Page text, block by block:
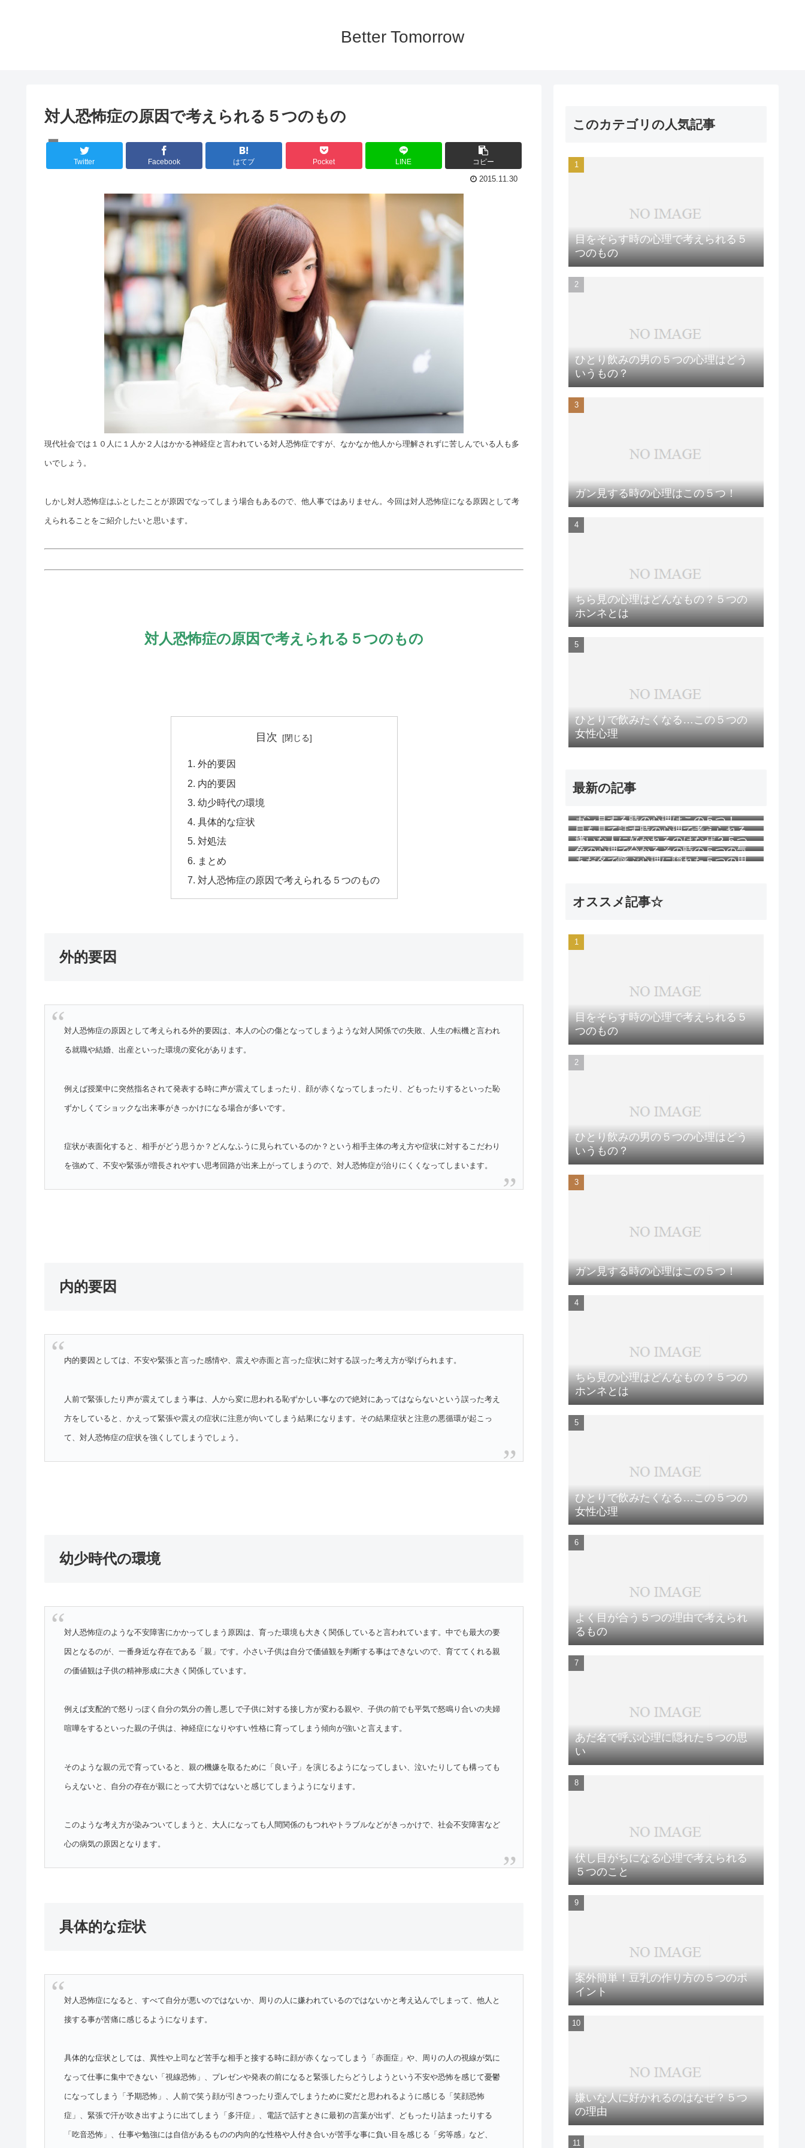
Better Tomorrow
対人恐怖症の原因で考えられる５つのもの
メンタルケア
Twitter Facebook はてブ Pocket LINE コピー
2015.11.30
現代社会では１０人に１人か２人はかかる神経症と言われている対人恐怖症ですが、なかなか他人から理解されずに苦しんでいる人も多
いでしょう。
しかし対人恐怖症はふとしたことが原因でなってしまう場合もあるので、他人事ではありません。今回は対人恐怖症になる原因として考
えられることをご紹介したいと思います。
対人恐怖症の原因で考えられる５つのもの
目次
外的要因
内的要因
幼少時代の環境
具体的な症状
対処法
まとめ
対人恐怖症の原因で考えられる５つのもの
外的要因
対人恐怖症の原因として考えられる外的要因は、本人の心の傷となってしまうような対人関係での失敗、人生の転機と言われ
る就職や結婚、出産といった環境の変化があります。
例えば授業中に突然指名されて発表する時に声が震えてしまったり、顔が赤くなってしまったり、どもったりするといった恥
ずかしくてショックな出来事がきっかけになる場合が多いです。
症状が表面化すると、相手がどう思うか？どんなふうに見られているのか？という相手主体の考え方や症状に対するこだわり
を強めて、不安や緊張が増長されやすい思考回路が出来上がってしまうので、対人恐怖症が治りにくくなってしまいます。
内的要因
内的要因としては、不安や緊張と言った感情や、震えや赤面と言った症状に対する誤った考え方が挙げられます。
人前で緊張したり声が震えてしまう事は、人から変に思われる恥ずかしい事なので絶対にあってはならないという誤った考え
方をしていると、かえって緊張や震えの症状に注意が向いてしまう結果になります。その結果症状と注意の悪循環が起こっ
て、対人恐怖症の症状を強くしてしまうでしょう。
幼少時代の環境
対人恐怖症のような不安障害にかかってしまう原因は、育った環境も大きく関係していると言われています。中でも最大の要
因となるのが、一番身近な存在である「親」です。小さい子供は自分で価値観を判断する事はできないので、育ててくれる親
の価値観は子供の精神形成に大きく関係しています。
例えば支配的で怒りっぽく自分の気分の善し悪しで子供に対する接し方が変わる親や、子供の前でも平気で怒鳴り合いの夫婦
喧嘩をするといった親の子供は、神経症になりやすい性格に育ってしまう傾向が強いと言えます。
そのような親の元で育っていると、親の機嫌を取るために「良い子」を演じるようになってしまい、泣いたりしても構っても
らえないと、自分の存在が親にとって大切ではないと感じてしまうようになります。
このような考え方が染みついてしまうと、大人になっても人間関係のもつれやトラブルなどがきっかけで、社会不安障害など
心の病気の原因となります。
具体的な症状
対人恐怖症になると、すべて自分が悪いのではないか、周りの人に嫌われているのではないかと考え込んでしまって、他人と
接する事が苦痛に感じるようになります。
具体的な症状としては、異性や上司など苦手な相手と接する時に顔が赤くなってしまう「赤面症」や、周りの人の視線が気に
なって仕事に集中できない「視線恐怖」、プレゼンや発表の前になると緊張したらどうしようという不安や恐怖を感じて憂鬱
になってしまう「予期恐怖」、人前で笑う顔が引きつったり歪んでしまうために変だと思われるように感じる「笑顔恐怖
症」、緊張で汗が吹き出すように出てしまう「多汗症」、電話で話すときに最初の言葉が出ず、どもったり詰まったりする
「吃音恐怖」、仕事や勉強には自信があるものの内向的な性格や人付き合いが苦手な事に負い目を感じる「劣等感」など、
このカテゴリの人気記事
目をそらす時の心理で考えられる５
つのもの
ひとり飲みの男の５つの心理はどう
いうもの？
ガン見する時の心理はこの５つ！
ちら見の心理はどんなもの？５つの
ホンネとは
ひとりで飲みたくなる…この５つの
女性心理
最新の記事
ガン見する時の心理はこの５つ！
目を見て話す時の心理で考えられる
５つのこと
嫌いな人に好かれるのはなぜ？５つ
の理由
色の心理で分かるその時の５つの気
持ち
あだ名で呼ぶ心理に隠れた５つの思
オススメ記事☆
目をそらす時の心理で考えられる５
つのもの
ひとり飲みの男の５つの心理はどう
いうもの？
ガン見する時の心理はこの５つ！
ちら見の心理はどんなもの？５つの
ホンネとは
ひとりで飲みたくなる…この５つの
女性心理
よく目が合う５つの理由で考えられ
るもの
あだ名で呼ぶ心理に隠れた５つの思
い
伏し目がちになる心理で考えられる
５つのこと
案外簡単！豆乳の作り方の５つのポ
イント
嫌いな人に好かれるのはなぜ？５つ
の理由